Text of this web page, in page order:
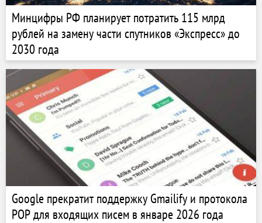
Минцифры РФ планирует потратить 115 млрд
рублей на замену части спутников «Экспресс» до
2030 года
Google прекратит поддержку Gmailify и протокола
POP для входящих писем в январе 2026 года